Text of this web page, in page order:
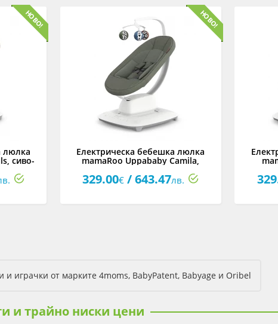
люлка
сивo-
Електрическа бебешка люлка
mamaRoo Uppababy Camila,
329.00€ / 643.47лв.
играчки от марките 4moms, BabyPatent, Babyage и Oribel
и трайно ниски цени